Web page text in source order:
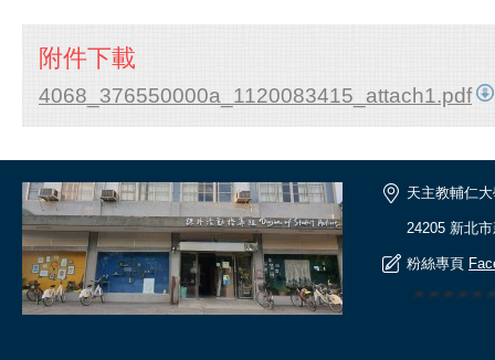
附件下載
4068_376550000a_1120083415_attach1.pdf
天主教輔仁
24205 新北
粉絲專頁